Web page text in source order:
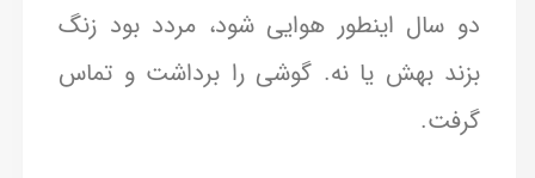
دو سال اینطور هوایی شود، مردد بود زنگ
بزند بهش یا نه. گوشی را برداشت و تماس
گرفت.